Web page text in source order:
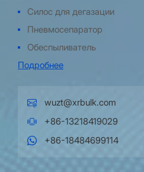
Силос для дегазации
Пневмосепаратор
Обеспыливатель
Подробнее
wuzt@xrbulk.com
+86-13218419029
+86-18484699114